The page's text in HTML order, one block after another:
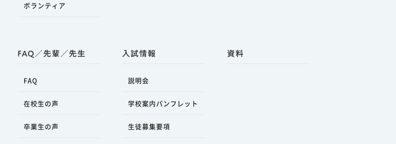
ボランティア
FAQ／先輩／先生
FAQ
在校生の声
卒業生の声
入試情報
説明会
学校案内パンフレット
生徒募集要項
資料